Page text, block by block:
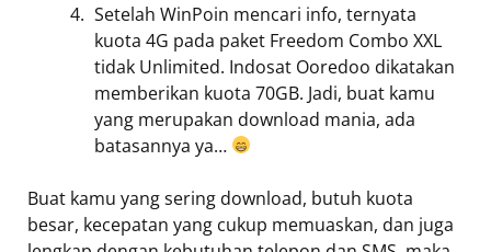
Setelah WinPoin mencari info, ternyata
kuota 4G pada paket Freedom Combo XXL
tidak Unlimited. Indosat Ooredoo dikatakan
memberikan kuota 70GB. Jadi, buat kamu
yang merupakan download mania, ada
batasannya ya…
Buat kamu yang sering download, butuh kuota
besar, kecepatan yang cukup memuaskan, dan juga